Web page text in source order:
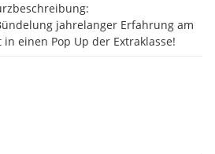
jahrelanger Erfahrung am
in einen Pop Up der Extraklasse!